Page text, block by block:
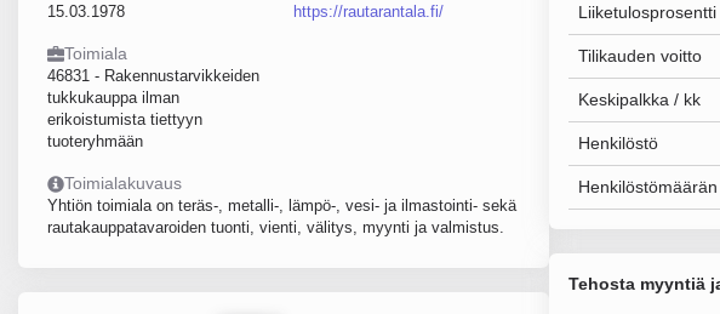
15.03.1978 https://rautarantala.fi/
Toimiala
46831 - Rakennustarvikkeiden
tukkukauppa ilman
erikoistumista tiettyyn
tuoteryhmään
Toimialakuvaus
Yhtiön toimiala on teräs-, metalli-, lämpö-, vesi- ja ilmastointi- sekä
rautakauppatavaroiden tuonti, vienti, välitys, myynti ja valmistus.
Liiketulosprosentti
Tilikauden voitto
Keskipalkka / kk
Henkilöstö
Tehosta myyntiä